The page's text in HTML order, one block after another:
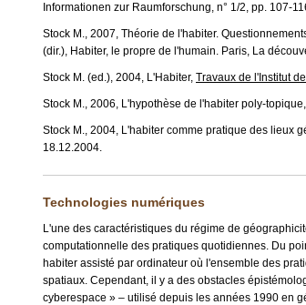
Informationen zur Raumforschung, n° 1/2, pp. 107-
Stock M., 2007, Théorie de l'habiter.
(dir.), Habiter, le propre de l'humain. Paris, La
Stock M. (ed.), 2004, L'Habiter, Travaux de l'Institut
Stock M., 2006, L'hypothèse de l'habiter poly-topique,
Stock M., 2004, L'habiter comme pratique des lieux
18.12.2004.
Technologies numériques
L'une des caractéristiques du régime de
computationnelle des pratiques quotidiennes. Du
habiter assisté par ordinateur où l'ensemble des
spatiaux. Cependant, il y a des obstacles
cyberespace » – utilisé depuis les années 1990 en